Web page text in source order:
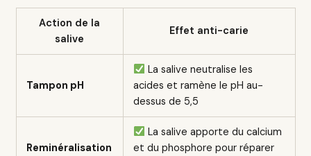
Action de la
salive
Effet anti-carie
Tampon pH
La salive neutralise les
acides et ramène le pH au-
dessus de 5,5
Reminéralisation
La salive apporte du calcium
et du phosphore pour réparer